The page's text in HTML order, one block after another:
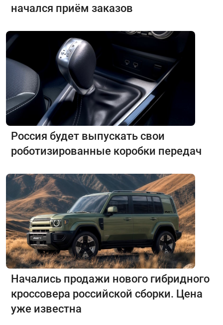
начался приём заказов
Россия будет выпускать свои
роботизированные коробки передач
Начались продажи нового гибридного
кроссовера российской сборки. Цена
уже известна